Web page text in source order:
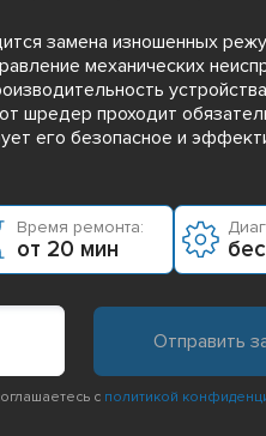
замена изношенных
механических
шредер проходит
его безопасное и
Время ремонта:
от 20 мин
с политикой